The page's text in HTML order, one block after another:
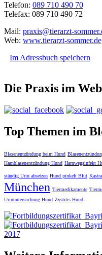
Telefon: 089 710 490 70
Telefax: 089 710 490 72
Mail: praxis@tierarzt-
Web: www.tierarzt-sommer.de
Im Adressbuch speichern
Die Praxis im Web
Top Themen im
Blasenentzündung beim Hund
Harnblasenentzündung Hund Harnwegsinfekt
ständig Urin absetzen Hund pinkelt Blut
München Tiermedikamente
Urinuntersuchung Hund Zystitis Hund